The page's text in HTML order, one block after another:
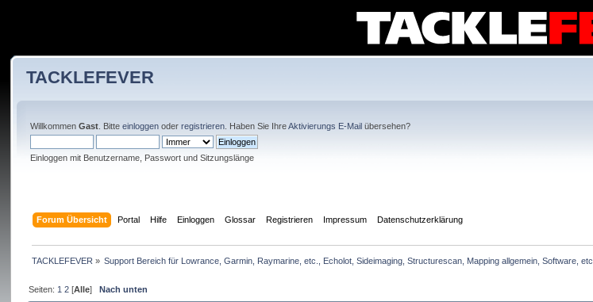
TACKLEFEVER
WillkommenGast . Bitteeinloggen oderregistrieren . Haben Sie IhreAktivierungs E-Mail übersehen?
Einloggen mit Benutzername, Passwort und Sitzungslänge
Forum Übersicht Portal Hilfe Einloggen Glossar Registrieren Impressum Datenschutzerklärung
TACKLEFEVER » Support Bereich für Lowrance, Garmin, Raymarine, etc., Echolot, Sideimaging, Structurescan, Mapping allgemein, Software, etc.
Seiten: 1 2[Alle] Nach unten